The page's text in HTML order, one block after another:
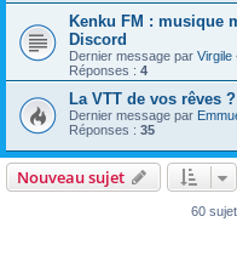
Kenku FM : musique
Discord
Dernier message par Virgile
Réponses : 4
La VTT de vos rêves ?
Dernier message par
Réponses : 35
Nouveau sujet
60